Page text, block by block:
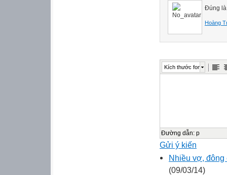
Đúng
Hoàng
Kích thước font
Đường dẫn: p
Gửi ý kiến
Nhiều vợ,
(09/03/14)